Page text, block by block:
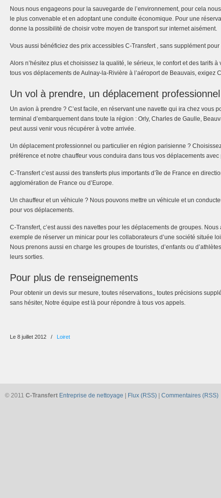
Nous nous engageons pour la sauvegarde de l’environnement, pour cela
le plus convenable et en adoptant une conduite économique. Pour une
donne la possibilité de choisir votre moyen de transport sur internet aisément.
Vous aussi bénéficiez des prix accessibles C-Transfert , sans supplément
Alors n’hésitez plus et choisissez la qualité, le sérieux, le confort et des tarifs
tous vos déplacements de Aulnay-la-Rivière à l’aéroport de Beauvais, exigez
Un vol à prendre, un déplacement
Un avion à prendre ? C’est facile, en réservant une navette qui ira chez vous
terminal d’embarquement dans toute la région : Orly, Charles de Gaulle,
peut aussi venir vous récupérer à votre arrivée.
Un déplacement professionnel ou particulier en région parisienne ?
préférence et notre chauffeur vous conduira dans tous vos déplacements avec
C-Transfert c’est aussi des transferts plus importants d’île de France en
agglomération de France ou d’Europe.
Un chauffeur et un véhicule ? Nous pouvons mettre un véhicule et un
pour vos déplacements.
C-Transfert, c’est aussi des navettes pour les déplacements de groupes.
exemple de réserver un minicar pour les collaborateurs d’une société située
Nous prenons aussi en charge les groupes de touristes, d’enfants ou
leurs sorties.
Pour plus de renseignements
Pour obtenir un devis sur mesure, toutes réservations,, toutes précisions
sans hésiter, Notre équipe est là pour répondre à tous vos appels.
Le 8 juillet 2012 / Loiret
© 2011 C-Transfert Entreprise de nettoyage Flux (RSS) Commentaires (RSS)